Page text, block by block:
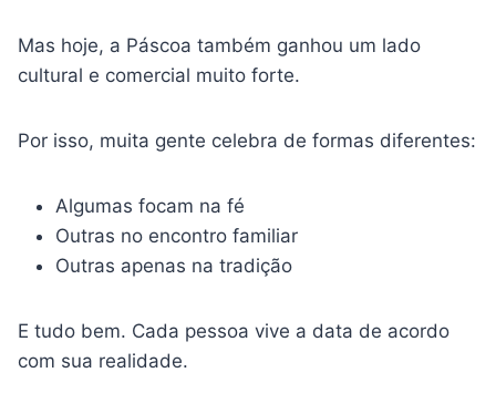
Mas hoje, a Páscoa também ganhou um lado
cultural e comercial muito forte.
Por isso, muita gente celebra de formas diferentes:
Algumas focam na fé
Outras no encontro familiar
Outras apenas na tradição
E tudo bem. Cada pessoa vive a data de acordo
com sua realidade.